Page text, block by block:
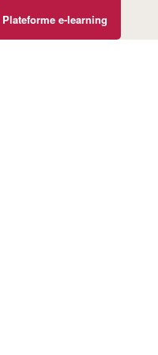
Plateforme e-learning